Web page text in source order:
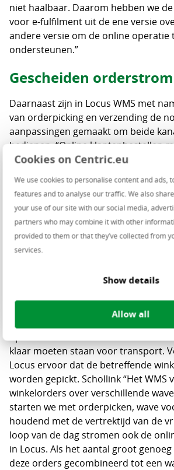
Cookies on Centric.eu
We use cookies to personalise content and ads,
features and to analyse our traffic. We also
your use of our site with our social media,
partners who may combine it with other
provided to them or that they’ve collected from
services.
Show details
Allow all
niet haalbaar. Daarom hebben we
voor e-fulfilment uit de ene versie
andere versie om de online operatie
ondersteunen.”
Gescheiden
Daarnaast zijn in Locus WMS met
van orderpicking en verzending de
aanpassingen gemaakt om beide
bedienen. “Online klantenbestellen
stuks, terwijl winkels een hele doos
orderpickproces, maar hebben een
eindbestemming: de winkelorders
vrachtwagens, de online orders naar
legt Schollink uit.
Locus houdt beide orderstromen
zijn ingelezen, berekent Locus
Shared Logistics, de logistiek
klaar moeten staan voor transport.
Locus ervoor dat de betreffende
worden gepickt. Schollink “Het WMS
winkelorders over verschillende
starten we met orderpicken, wave
houdend met de vertrektijd van de
loop van de dag stromen ook de
in Locus. Als het aantal groot
deze orders gecombineerd tot een